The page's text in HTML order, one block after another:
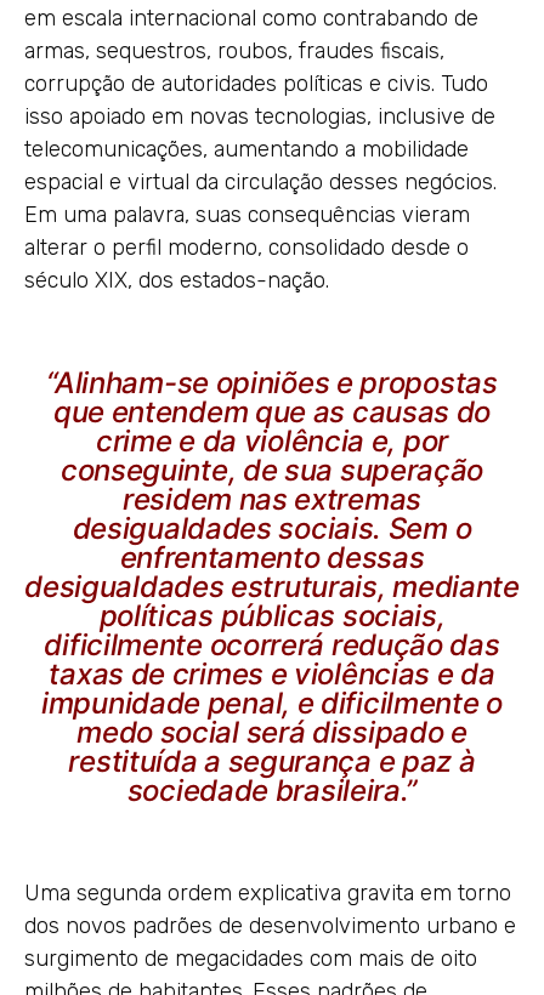
em escala internacional como contrabando de
armas, sequestros, roubos, fraudes fiscais,
corrupção de autoridades políticas e civis. Tudo
isso apoiado em novas tecnologias, inclusive de
telecomunicações, aumentando a mobilidade
espacial e virtual da circulação desses negócios.
Em uma palavra, suas consequências vieram
alterar o perfil moderno, consolidado desde o
século XIX, dos estados-nação.
“Alinham-se opiniões e propostas
que entendem que as causas do
crime e da violência e, por
conseguinte, de sua superação
residem nas extremas
desigualdades sociais. Sem o
enfrentamento dessas
desigualdades estruturais, mediante
políticas públicas sociais,
dificilmente ocorrerá redução das
taxas de crimes e violências e da
impunidade penal, e dificilmente o
medo social será dissipado e
restituída a segurança e paz à
sociedade brasileira.”
Uma segunda ordem explicativa gravita em torno
dos novos padrões de desenvolvimento urbano e
surgimento de megacidades com mais de oito